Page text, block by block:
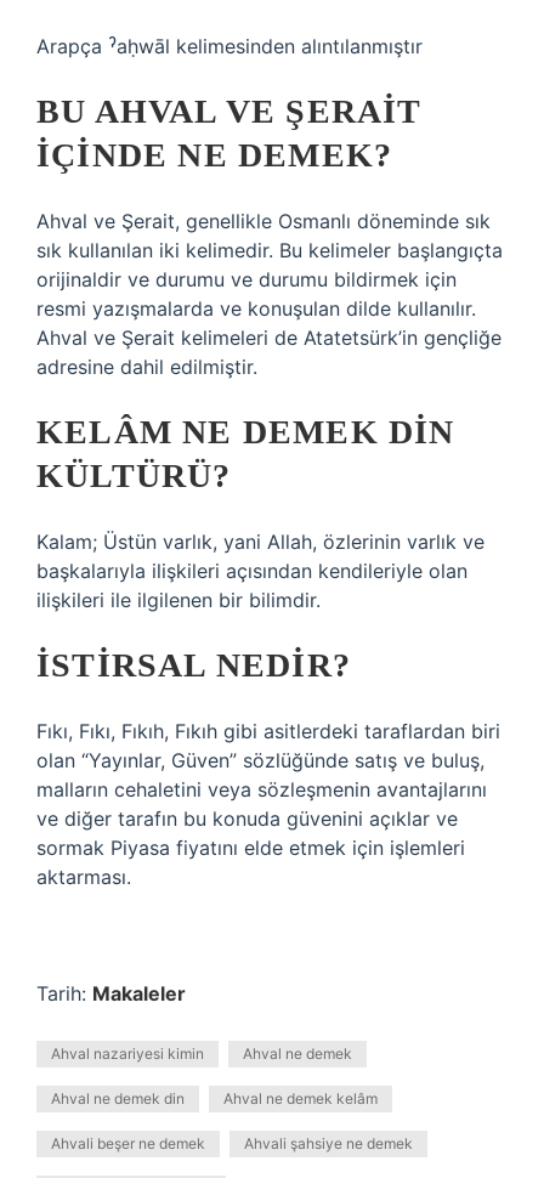
Arapça ˀaḥwāl kelimesinden alıntılanmıştır
BU AHVAL VE ŞERAIT
IÇINDE NE DEMEK?
Ahval ve Şerait, genellikle Osmanlı döneminde sık
sık kullanılan iki kelimedir. Bu kelimeler başlangıçta
orijinaldir ve durumu ve durumu bildirmek için
resmi yazışmalarda ve konuşulan dilde kullanılır.
Ahval ve Şerait kelimeleri de Atatetsürk’in gençliğe
adresine dahil edilmiştir.
KELÂM NE DEMEK DIN
KÜLTÜRÜ?
Kalam; Üstün varlık, yani Allah, özlerinin varlık ve
başkalarıyla ilişkileri açısından kendileriyle olan
ilişkileri ile ilgilenen bir bilimdir.
İSTIRSAL NEDIR?
Fıkı, Fıkı, Fıkıh, Fıkıh gibi asitlerdeki taraflardan biri
olan “Yayınlar, Güven” sözlüğünde satış ve buluş,
malların cehaletini veya sözleşmenin avantajlarını
ve diğer tarafın bu konuda güvenini açıklar ve
sormak Piyasa fiyatını elde etmek için işlemleri
aktarması.
Tarih: Makaleler
Ahval nazariyesi kimin Ahval ne demek
Ahval ne demek din Ahval ne demek kelâm
Ahvali beşer ne demek Ahvali şahsiye ne demek